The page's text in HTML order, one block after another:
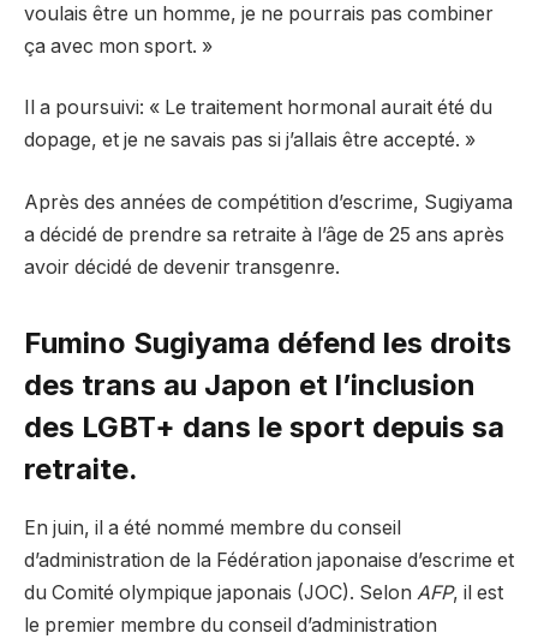
voulais être un homme, je ne pourrais pas combiner
ça avec mon sport. »
Il a poursuivi: « Le traitement hormonal aurait été du
dopage, et je ne savais pas si j’allais être accepté. »
Après des années de compétition d’escrime, Sugiyama
a décidé de prendre sa retraite à l’âge de 25 ans après
avoir décidé de devenir transgenre.
Fumino Sugiyama défend les droits
des trans au Japon et l’inclusion
des LGBT+ dans le sport depuis sa
retraite.
En juin, il a été nommé membre du conseil
d’administration de la Fédération japonaise d’escrime et
du Comité olympique japonais (JOC). Selon AFP, il est
le premier membre du conseil d’administration